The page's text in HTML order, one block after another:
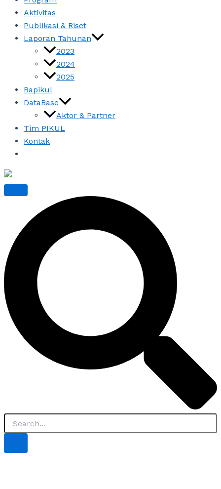
Aktivitas
Publikasi & Riset
Laporan Tahunan
2023
2024
2025
Bapikul
DataBase
Aktor & Partner
Tim PIKUL
Kontak